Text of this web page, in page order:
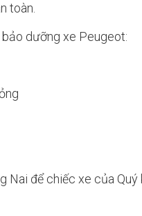
toàn.
dưỡng xe Peugeot:
Nai để chiếc xe của